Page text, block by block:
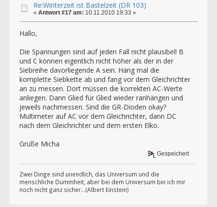
Re:Winterzeit ist Bastelzeit (DR 103)
« Antwort #17 am: 10.11.2010 19:33 »
Hallo,
Die Spannungen sind auf jeden Fall nicht plausibel! B
und C können eigentlich nicht höher als der in der
Siebreihe davorliegende A sein. Häng mal die
komplette Siebkette ab und fang vor dem Gleichrichter
an zu messen. Dort müssen die korrekten AC-Werte
anliegen. Dann Glied für Glied wieder ranhängen und
jeweils nachmessen. Sind die GR-Dioden okay?
Multimeter auf AC vor dem Gleichrichter, dann DC
nach dem Gleichrichter und dem ersten Elko.
Grüße Micha
Gespeichert
Zwei Dinge sind unendlich, das Universum und die
menschliche Dummheit, aber bei dem Universum bin ich mir
noch nicht ganz sicher...(Albert Einstein)